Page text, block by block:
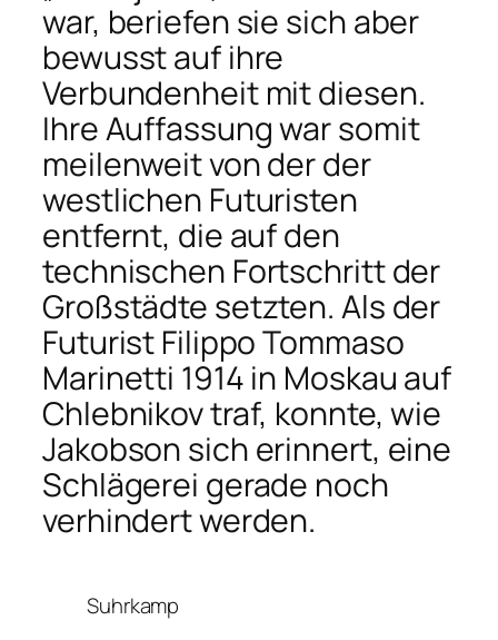
war, beriefen sie sich aber
bewusst auf ihre
Verbundenheit mit diesen.
Ihre Auffassung war somit
meilenweit von der der
westlichen Futuristen
entfernt, die auf den
technischen Fortschritt der
Großstädte setzten. Als der
Futurist Filippo Tommaso
Marinetti 1914 in Moskau auf
Chlebnikov traf, konnte, wie
Jakobson sich erinnert, eine
Schlägerei gerade noch
verhindert werden.
Suhrkamp